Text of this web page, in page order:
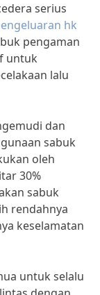
serius
hk
pengaman
untuk
lalu
dan
sabuk
oleh
30%
sabuk
rendahnya
keselamatan
untuk selalu